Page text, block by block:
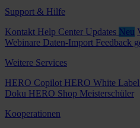
Support & Hilfe
Kontakt Help Center Updates Neu
Webinare Daten-Import Feedback
Weitere Services
HERO Copilot HERO White Label
Doku HERO Shop Meisterschüler
Kooperationen